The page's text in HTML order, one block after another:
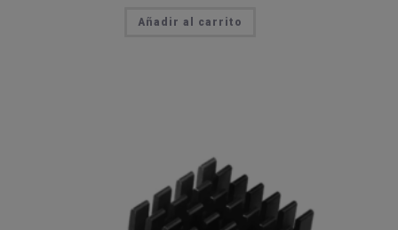
Añadir al carrito